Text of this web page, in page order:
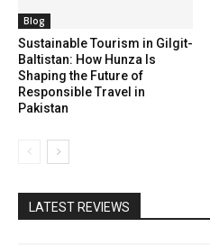
Blog
Sustainable Tourism in Gilgit-
Baltistan: How Hunza Is
Shaping the Future of
Responsible Travel in
Pakistan
LATEST REVIEWS